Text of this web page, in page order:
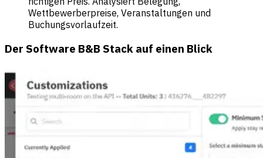
Wettbewerberpreise, Veranstaltungen und
Buchungsvorlaufzeit.
Der Software B&B Stack auf einen Blick